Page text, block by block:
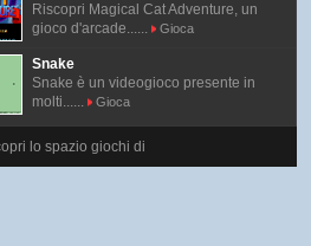
Riscopri Magical Cat Adventure, un
gioco d'arcade......
Gioca
Snake
Snake è un videogioco presente in
molti......
Gioca
lo spazio giochi di